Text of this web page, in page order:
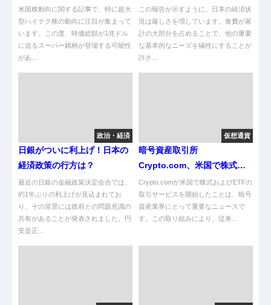
リカ株の最新動向
米国株動向に関する記事で、特に超大
型ハイテク株の動向に注目が集まって
います。この度、時価総額が1兆ドル
に迫るスーパー銘柄が登場する可能性
があ...
数 43年ぶり高い水準 ★5
[煮卵★]
この報告が示すように、日本の経済状
況は厳しさを増しています。食費が家
計の大部分を占めることで、他の重要
な基本的なニーズを犠牲にすることが
許さ...
政治・経済
日銀がついに利上げ！日本の
経済政策の行方は？
最近の日銀の金融政策決定会合では、
約1年ぶりの利上げが見込まれてお
り、その背景には政府との問題意識の
共有があることが発表されました。円
安是正...
仮想通貨
暗号資産取引所
Crypto.com、米国で株式取
引が可能に！投資家への影響
は？
Crypto.comが米国で株式およびETFの
取引サービスを開始したことは、暗号
資産業界にとって重要なニュースで
す。この取り組みにより、従来...